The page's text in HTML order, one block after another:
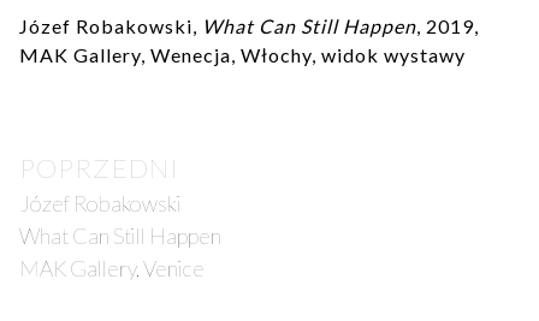
Józef Robakowski, What Can Still Happen, 2019,
MAK Gallery, Wenecja, Włochy, widok wystawy
Post
navigation
POPRZEDNI
Józef Robakowski
What Can Still Happen
MAK Gallery, Venice